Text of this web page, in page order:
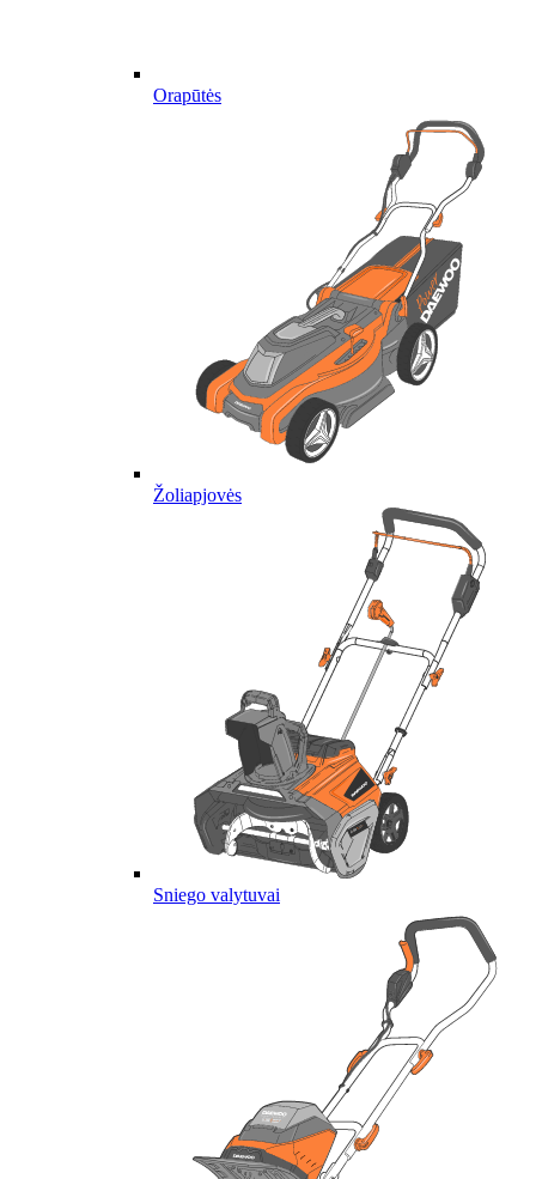
Orapūtės
Žoliapjovės
Sniego valytuvai